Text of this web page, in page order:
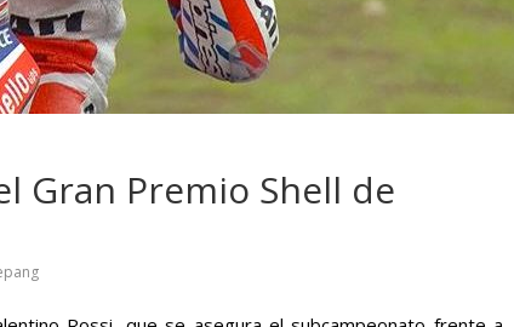
Gran Premio Shell de